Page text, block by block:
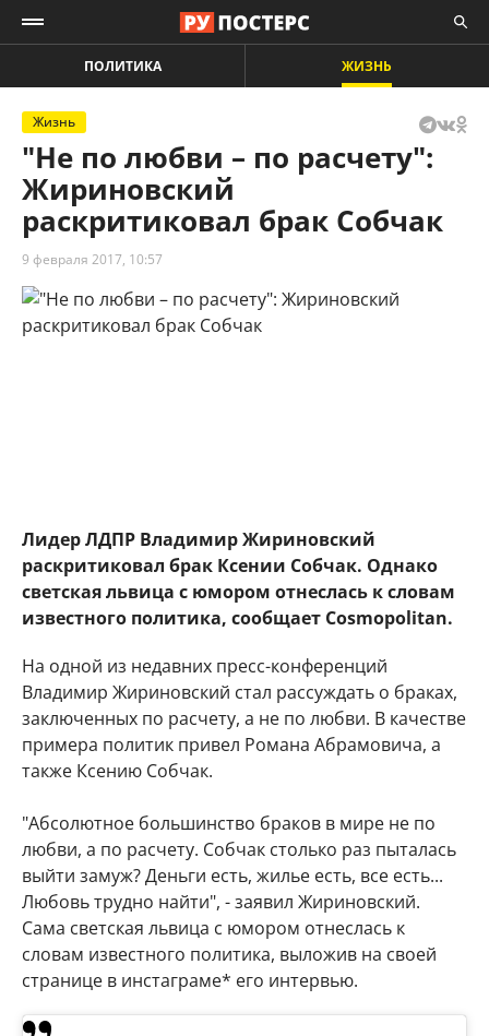
ПОЛИТИКА ЖИЗНЬ
Жизнь
"Не по любви – по расчету":
Жириновский
раскритиковал брак Собчак
9 февраля 2017, 10:57
Лидер ЛДПР Владимир Жириновский
раскритиковал брак Ксении Собчак. Однако
светская львица с юмором отнеслась к словам
известного политика, сообщает Cosmopolitan.
На одной из недавних пресс-конференций
Владимир Жириновский стал рассуждать о браках,
заключенных по расчету, а не по любви. В качестве
примера политик привел Романа Абрамовича, а
также Ксению Собчак.
"Абсолютное большинство браков в мире не по
любви, а по расчету. Собчак столько раз пыталась
выйти замуж? Деньги есть, жилье есть, все есть...
Любовь трудно найти", - заявил Жириновский.
Сама светская львица с юмором отнеслась к
словам известного политика, выложив на своей
странице в инстаграме* его интервью.